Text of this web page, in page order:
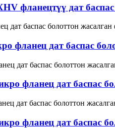
фланецтүү дат
фланец дат баспас
фланец дат баспас
фланец дат баспас